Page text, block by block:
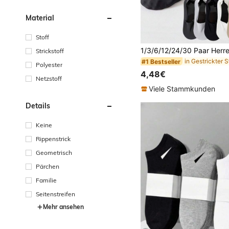
Material
Stoff
Strickstoff
Polyester
Netzstoff
Details
Keine
Rippenstrick
Geometrisch
Pärchen
Familie
Seitenstreifen
Mehr ansehen
(1000+)
#1 Bestseller
(1000+)
#1 Bestseller
(1000+)
#1 Bestseller
4,48€
Viele Stammkunden